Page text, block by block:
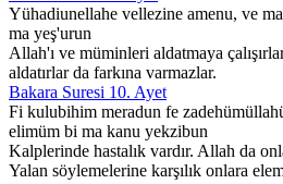
Yühadiunellahe vellezine amenu, ve
ma yeş'urun
Allah'ı ve müminleri aldatmaya
aldatırlar da farkına varmazlar.
Bakara Suresi 10. Ayet
Fi kulubihim meradun fe
elimüm bi ma kanu yekzibun
Kalplerinde hastalık vardır. Allah da
Yalan söylemelerine karşılık onlara